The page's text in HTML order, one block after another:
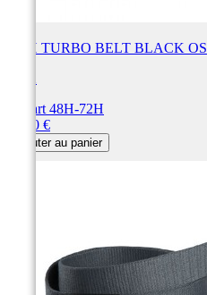
YTH TURBO BELT BLACK OS
Départ 48H-72H
28,00 €
Ajouter au panier